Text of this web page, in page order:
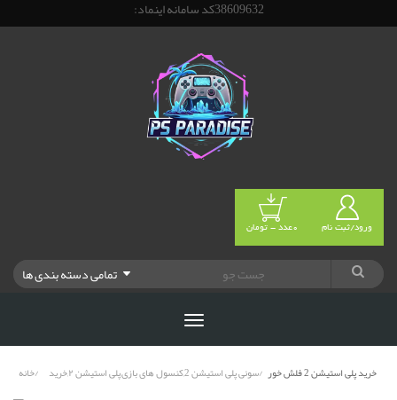
38609632کد سامانه اینماد:
ورود/ثبت نام 0عدد - تومان
تمامی دسته بندی ها
خانه سونی پلی استیشن 2,کنسول های بازی,پلی استیشن ۲,خرید خرید پلی استیشن 2 فلش خور